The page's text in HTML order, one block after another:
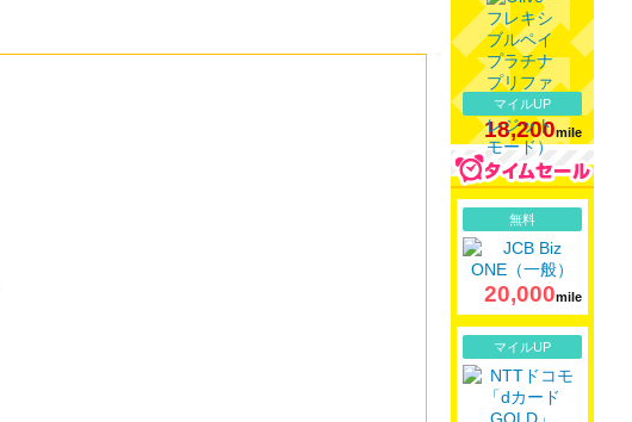
マイルUP
18,200mile
無料
20,000mile
マイルUP